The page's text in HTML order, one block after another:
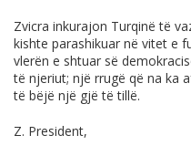
Zvicra inkurajon Turqinë të
kishte parashikuar në vitet e
vlerën e shtuar së
të njeriut; një rrugë që na ka
të bëjë një gjë të tillë.
Z. President,